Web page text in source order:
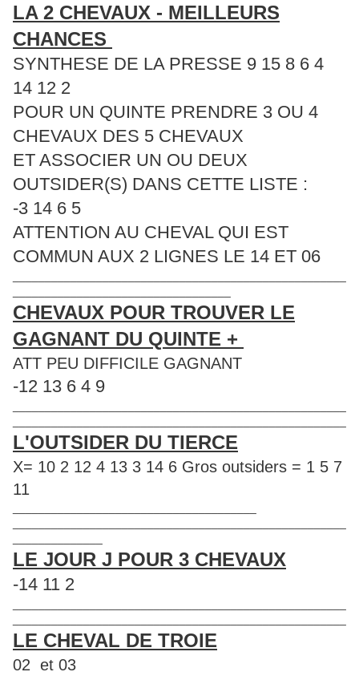
LA 2 CHEVAUX - MEILLEURS
CHANCES
SYNTHESE DE LA PRESSE 9 15 8 6 4
14 12 2
POUR UN QUINTE PRENDRE 3 OU 4
CHEVAUX DES 5 CHEVAUX
ET ASSOCIER UN OU DEUX
OUTSIDER(S) DANS CETTE LISTE :
-3 14 6 5
ATTENTION AU CHEVAL QUI EST
COMMUN AUX 2 LIGNES LE 14 ET 06
CHEVAUX POUR TROUVER LE
GAGNANT DU QUINTE +
ATT PEU DIFFICILE GAGNANT
-12 13 6 4 9
L'OUTSIDER DU TIERCE
X= 10 2 12 4 13 3 14 6 Gros outsiders = 1 5 7
11
LE JOUR J POUR 3 CHEVAUX
-14 11 2
LE CHEVAL DE TROIE
02 et 03